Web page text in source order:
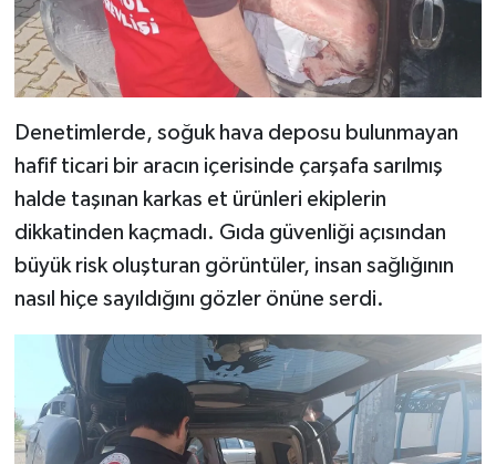
Denetimlerde, soğuk hava deposu bulunmayan
hafif ticari bir aracın içerisinde çarşafa sarılmış
halde taşınan karkas et ürünleri ekiplerin
dikkatinden kaçmadı. Gıda güvenliği açısından
büyük risk oluşturan görüntüler, insan sağlığının
nasıl hiçe sayıldığını gözler önüne serdi.